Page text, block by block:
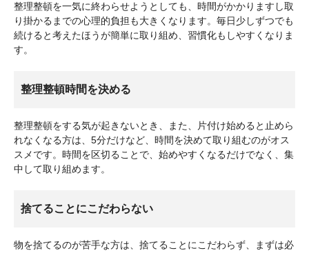
整理整頓を一気に終わらせようとしても、時間がかかりますし取
り掛かるまでの心理的負担も大きくなります。毎日少しずつでも
続けると考えたほうが簡単に取り組め、習慣化もしやすくなりま
す。
整理整頓時間を決める
整理整頓をする気が起きないとき、また、片付け始めると止めら
れなくなる方は、5分だけなど、時間を決めて取り組むのがオス
スメです。時間を区切ることで、始めやすくなるだけでなく、集
中して取り組めます。
捨てることにこだわらない
物を捨てるのが苦手な方は、捨てることにこだわらず、まずは必